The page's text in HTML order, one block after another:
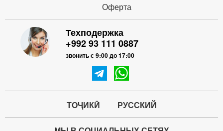
Оферта
Техподержка
+992 93 111 0887
звонить с 9:00 до 17:00
ТОҶИКӢ РУССКИЙ